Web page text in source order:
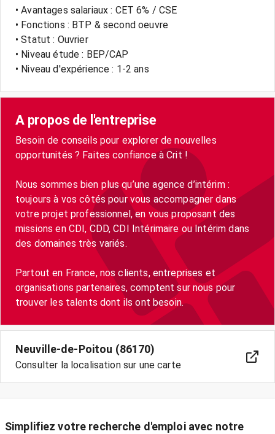
• Avantages salariaux : CET 6% / CSE
• Fonctions : BTP & second oeuvre
• Statut : Ouvrier
• Niveau étude : BEP/CAP
• Niveau d'expérience : 1-2 ans
A propos de l'entreprise
Besoin de conseils pour explorer de nouvelles
opportunités ? Faites confiance à Crit !
Nous sommes bien plus qu’une agence d’intérim :
toujours à vos côtés pour vous accompagner dans
votre projet professionnel, en vous proposant des
missions en CDI, CDD, CDI Intérimaire ou Intérim dans
des domaines très variés.
Partout en France, nos clients, entreprises et
organisations partenaires, comptent sur nous pour
trouver les talents dont ils ont besoin.
Neuville-de-Poitou (86170)
Consulter la localisation sur une carte
Simplifiez votre recherche d'emploi avec notre